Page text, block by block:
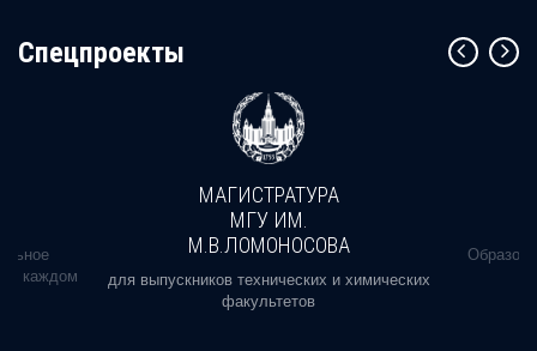
Cпецпроекты
в каждом
МАГИСТРАТУРА
МГУ ИМ.
М.В.ЛОМОНОСОВА
для выпускников технических и химических
факультетов